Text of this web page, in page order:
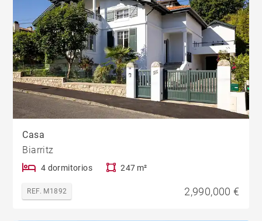
Casa
Biarritz
4 dormitorios 247 m²
REF. M1892 2,990,000 €